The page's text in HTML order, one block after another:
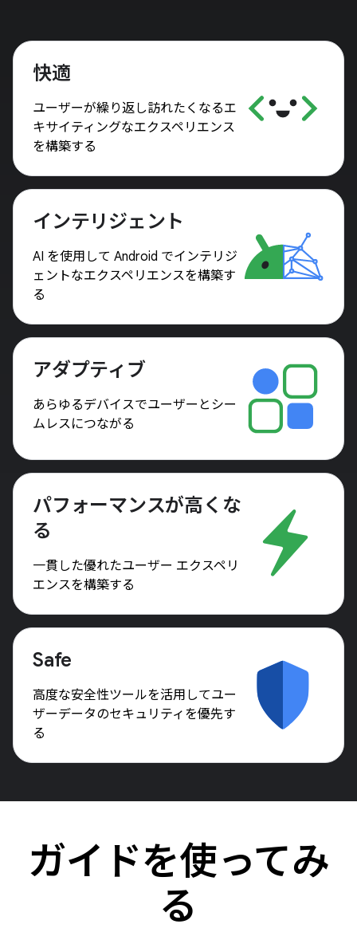
快適
ユーザーが繰り返し訪れたくなるエ
キサイティングなエクスペリエンス
を構築する
インテリジェント
AI を使用して Android でインテリジ
ェントなエクスペリエンスを構築す
る
アダプティブ
あらゆるデバイスでユーザーとシー
ムレスにつながる
パフォーマンスが高くな
る
一貫した優れたユーザー エクスペリ
エンスを構築する
Safe
高度な安全性ツールを活用してユー
ザーデータのセキュリティを優先す
る
ガイドを使ってみ
る